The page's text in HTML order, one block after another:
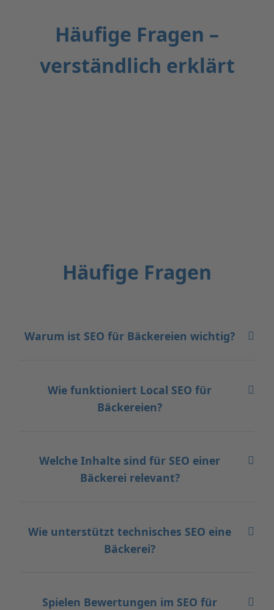
Häufige Fragen –
verständlich erklärt
Häufige Fragen
Warum ist SEO für Bäckereien wichtig?
Wie funktioniert Local SEO für
Bäckereien?
Welche Inhalte sind für SEO einer
Bäckerei relevant?
Wie unterstützt technisches SEO eine
Bäckerei?
Spielen Bewertungen im SEO für